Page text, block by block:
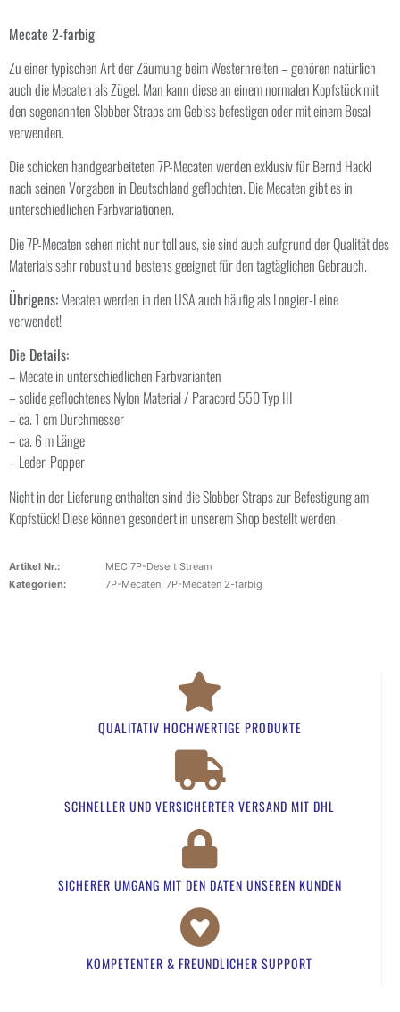
Mecate 2-farbig
Zu einer typischen Art der Zäumung beim Westernreiten – gehören natürlich
auch die Mecaten als Zügel. Man kann diese an einem normalen Kopfstück mit
den sogenannten Slobber Straps am Gebiss befestigen oder mit einem Bosal
verwenden.
Die schicken handgearbeiteten 7P-Mecaten werden exklusiv für Bernd Hackl
nach seinen Vorgaben in Deutschland geflochten. Die Mecaten gibt es in
unterschiedlichen Farbvariationen.
Die 7P-Mecaten sehen nicht nur toll aus, sie sind auch aufgrund der Qualität des
Materials sehr robust und bestens geeignet für den tagtäglichen Gebrauch.
Übrigens:Mecaten werden in den USA auch häufig als Longier-Leine
verwendet!
Die Details:
– Mecate in unterschiedlichen Farbvarianten
– solide geflochtenes Nylon Material / Paracord 550 Typ III
– ca. 1 cm Durchmesser
– ca. 6 m Länge
– Leder-Popper
Nicht in der Lieferung enthalten sind die Slobber Straps zur Befestigung am
Kopfstück! Diese können gesondert in unserem Shop bestellt werden.
Artikel Nr.:
MEC 7P-Desert Stream
Kategorien:
7P-Mecaten, 7P-Mecaten 2-farbig
QUALITATIV HOCHWERTIGE PRODUKTE
SCHNELLER UND VERSICHERTER VERSAND MIT DHL
SICHERER UMGANG MIT DEN DATEN UNSEREN KUNDEN​
KOMPETENTER & FREUNDLICHER SUPPORT​